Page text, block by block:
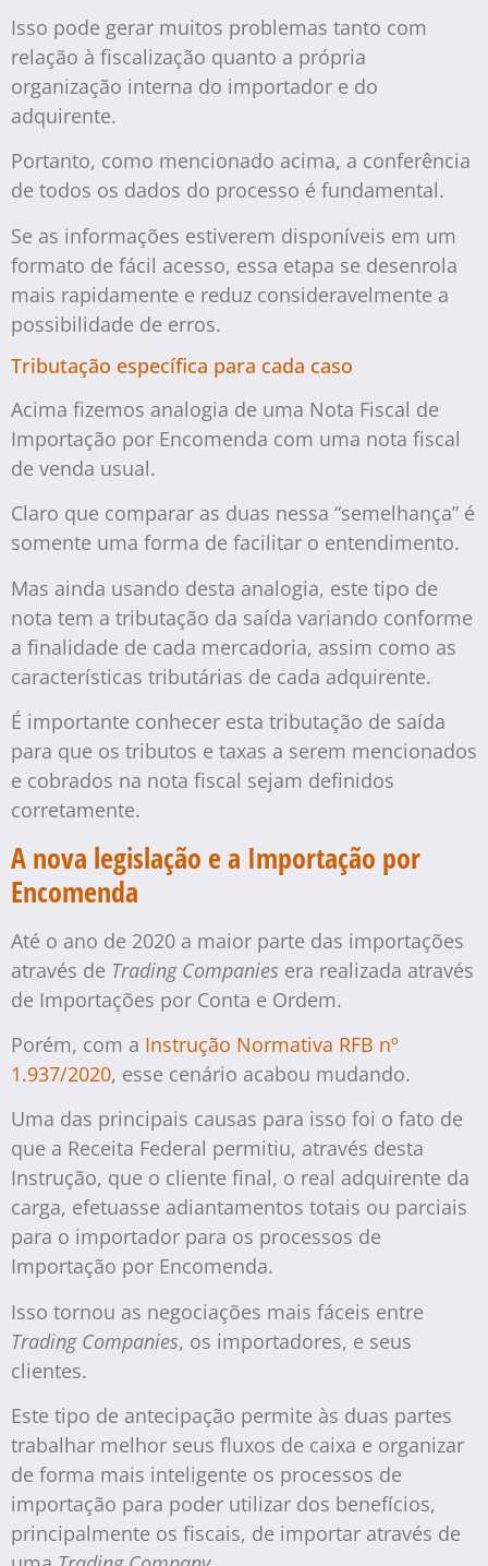
Isso pode gerar muitos problemas tanto com
relação à fiscalização quanto a própria
organização interna do importador e do
adquirente.
Portanto, como mencionado acima, a conferência
de todos os dados do processo é fundamental.
Se as informações estiverem disponíveis em um
formato de fácil acesso, essa etapa se desenrola
mais rapidamente e reduz consideravelmente a
possibilidade de erros.
Tributação específica para cada caso
Acima fizemos analogia de uma Nota Fiscal de
Importação por Encomenda com uma nota fiscal
de venda usual.
Claro que comparar as duas nessa “semelhança” é
somente uma forma de facilitar o entendimento.
Mas ainda usando desta analogia, este tipo de
nota tem a tributação da saída variando conforme
a finalidade de cada mercadoria, assim como as
características tributárias de cada adquirente.
É importante conhecer esta tributação de saída
para que os tributos e taxas a serem mencionados
e cobrados na nota fiscal sejam definidos
corretamente.
A nova legislação e a Importação por
Encomenda
Até o ano de 2020 a maior parte das importações
através de Trading Companies era realizada através
de Importações por Conta e Ordem.
Porém, com a Instrução Normativa RFB nº
1.937/2020, esse cenário acabou mudando.
Uma das principais causas para isso foi o fato de
que a Receita Federal permitiu, através desta
Instrução, que o cliente final, o real adquirente da
carga, efetuasse adiantamentos totais ou parciais
para o importador para os processos de
Importação por Encomenda.
Isso tornou as negociações mais fáceis entre
Trading Companies, os importadores, e seus
clientes.
Este tipo de antecipação permite às duas partes
trabalhar melhor seus fluxos de caixa e organizar
de forma mais inteligente os processos de
importação para poder utilizar dos benefícios,
principalmente os fiscais, de importar através de